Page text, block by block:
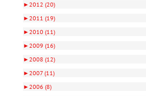
►2012 (20)
►2011 (19)
►2010 (11)
►2009 (16)
►2008 (12)
►2007 (11)
►2006 (8)